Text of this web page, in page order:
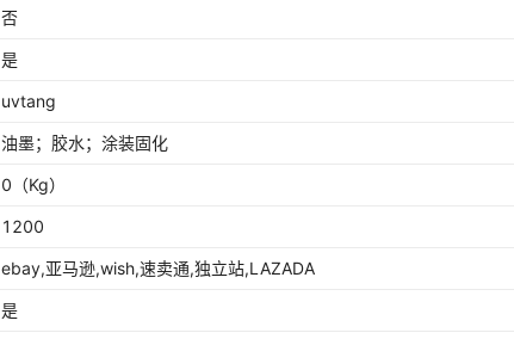
否
是
uvtang
油墨；胶水；涂装固化
0 （Kg）
1200
ebay,亚马逊,wish,速卖通,独立站,LAZADA
是